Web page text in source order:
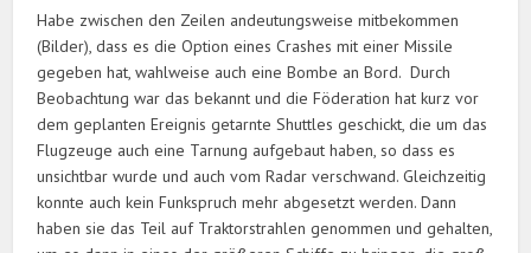
Habe zwischen den Zeilen andeutungsweise mitbekommen
(Bilder), dass es die Option eines Crashes mit einer Missile
gegeben hat, wahlweise auch eine Bombe an Bord. Durch
Beobachtung war das bekannt und die Föderation hat kurz vor
dem geplanten Ereignis getarnte Shuttles geschickt, die um das
Flugzeuge auch eine Tarnung aufgebaut haben, so dass es
unsichtbar wurde und auch vom Radar verschwand. Gleichzeitig
konnte auch kein Funkspruch mehr abgesetzt werden. Dann
haben sie das Teil auf Traktorstrahlen genommen und gehalten,